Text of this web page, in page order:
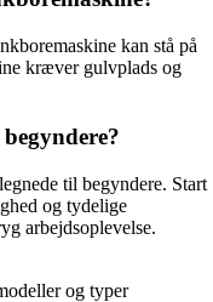
kan stå på
kræver gulvplads og
til begyndere. Start
og tydelige
arbejdsoplevelse.
og typer